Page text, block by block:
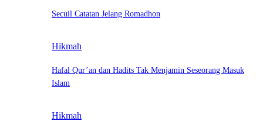
Secuil Catatan Jelang Romadhon
Hikmah
Hafal Qur’an dan Hadits Tak Menjamin Seseorang Masuk
Islam
Hikmah